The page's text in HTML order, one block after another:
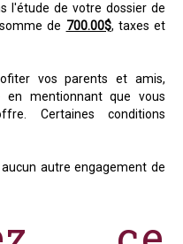
l'étude de votre dossier de
de 700.00$, taxes et
vos parents et amis,
en mentionnant que vous
Certaines conditions
autre engagement de